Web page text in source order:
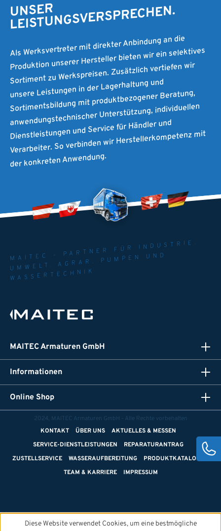
UNSER
LEISTUNGSVERSPRECHEN.
Als Werksvertreter mit direkter Anbindung an die
Produktion unserer Hersteller bieten wir ein selektives
Sortiment zu Werkspreisen. Zusätzlich vertiefen wir
unsere Leistungen in der Lagerhaltung und
Sortimentsbildung mit produktbezogener Beratung,
anwendungstechnischer Unterstützung, individuellen
Dienstleistungen und Service für Händler und
Verarbeiter. So verbinden wir Herstellerkompetenz mit
der konkreten Anwendung.
MAITEC - PARTNER FÜR INDUSTRIE.
UMWELT. AGRAR. PUMPEN UND
WASSERTECHNIK
MAITEC Armaturen GmbH
Informationen
Online Shop
2024, MAITEC Armaturen GmbH - Alle Rechte vorbehalten
KONTAKT
ÜBER UNS
AKTUELLES & MESSEN
SERVICE-DIENSTLEISTUNGEN
REPARATURANTRAG
ZUSTELLSERVICE
WASSERAUFBEREITUNG
PRODUKTKATALOGE
TEAM & KARRIERE
IMPRESSUM
Diese Website verwendet Cookies, um eine bestmögliche